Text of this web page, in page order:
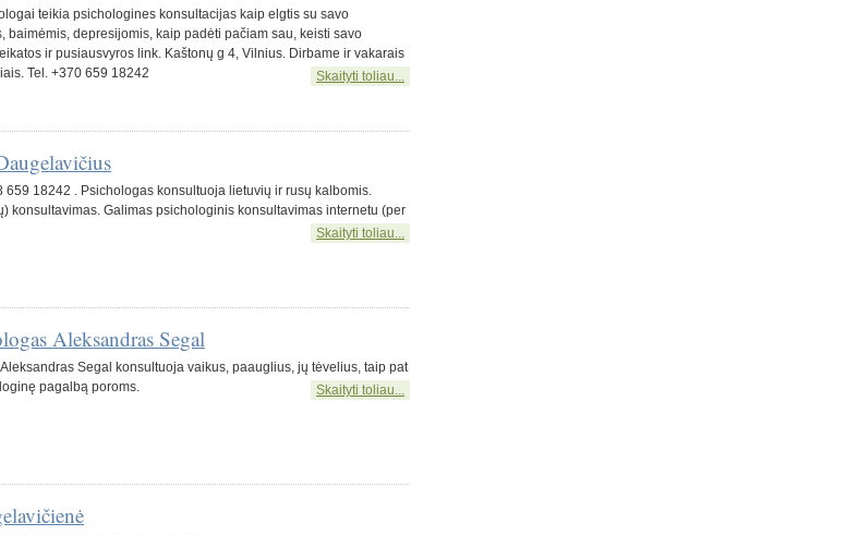
teikia psichologines konsultacijas kaip elgtis su savo
baimėmis, depresijomis, kaip padėti pačiam sau, keisti savo
ir pusiausvyros link. Kaštonų g 4, Vilnius. Dirbame ir vakarais
Tel. +370 659 18242
Skaityti toliau...
659 18242 . Psichologas konsultuoja lietuvių ir rusų kalbomis.
konsultavimas. Galimas psichologinis konsultavimas internetu (per
Skaityti toliau...
Aleksandras Segal
Segal konsultuoja vaikus, paauglius, jų tėvelius, taip pat
pagalbą poroms.
Skaityti toliau...